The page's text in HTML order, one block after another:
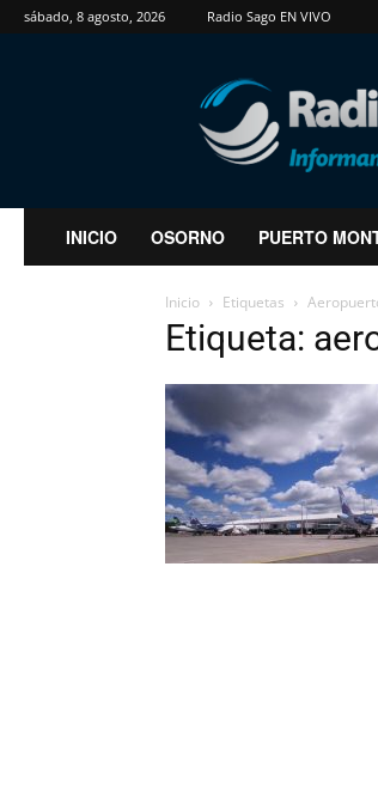
sábado, 8 agosto, 2026 Radio Sago EN VIVO
RadioSago
INICIO OSORNO PUERTO
Inicio Etiquetas
Etiqueta: